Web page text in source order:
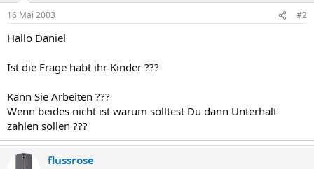
16 Mai 2003 #2
Hallo Daniel
Ist die Frage habt ihr Kinder ???
Kann Sie Arbeiten ???
Wenn beides nicht ist warum solltest Du dann Unterhalt
zahlen sollen ???
flussrose